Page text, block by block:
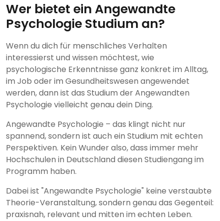
Wer bietet ein Angewandte
Psychologie Studium an?
Wenn du dich für menschliches Verhalten
interessierst und wissen möchtest, wie
psychologische Erkenntnisse ganz konkret im Alltag,
im Job oder im Gesundheitswesen angewendet
werden, dann ist das Studium der Angewandten
Psychologie vielleicht genau dein Ding.
Angewandte Psychologie – das klingt nicht nur
spannend, sondern ist auch ein Studium mit echten
Perspektiven. Kein Wunder also, dass immer mehr
Hochschulen in Deutschland diesen Studiengang im
Programm haben.
Dabei ist "Angewandte Psychologie" keine verstaubte
Theorie-Veranstaltung, sondern genau das Gegenteil:
praxisnah, relevant und mitten im echten Leben.